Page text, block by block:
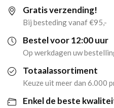
Gratis verzending!
Bij besteding vanaf €95,-
Bestel voor 12:00 uur
Op werkdagen uw
Totaalassortiment
Keuze uit meer dan 6.000
Enkel de beste